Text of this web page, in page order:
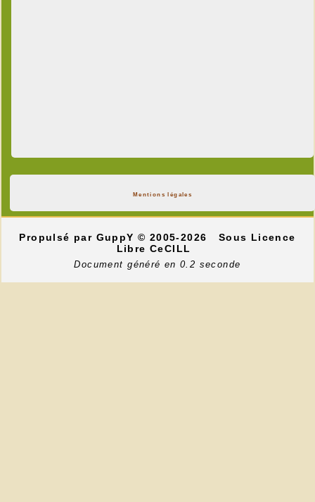
Mentions légales
Propulsé par GuppY© 2005-2026
Sous Licence
Libre CeCILL
Document généré en 0.2 seconde